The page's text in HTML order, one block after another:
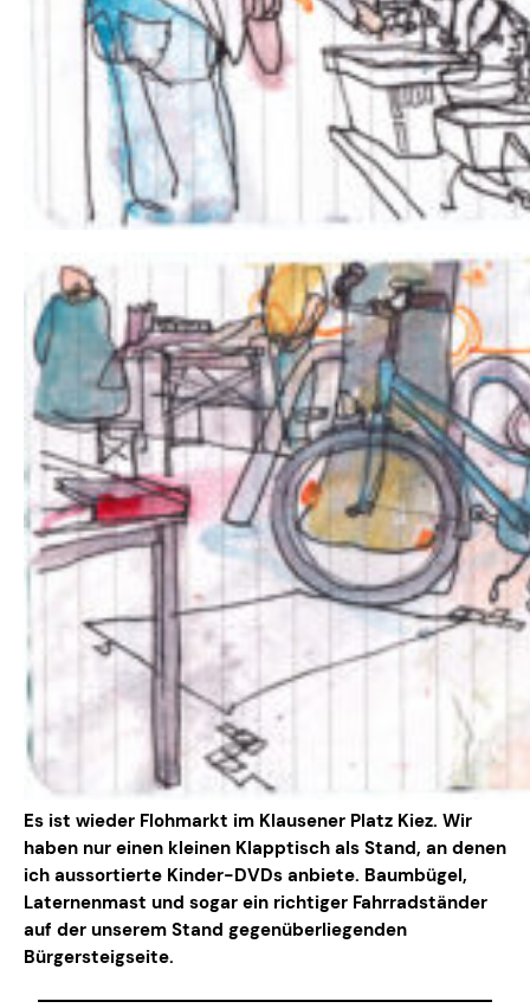
Es ist wieder Flohmarkt im Klausener Platz Kiez. Wir
haben nur einen kleinen Klapptisch als Stand, an denen
ich aussortierte Kinder-DVDs anbiete. Baumbügel,
Laternenmast und sogar ein richtiger Fahrradständer
auf der unserem Stand gegenüberliegenden
Bürgersteigseite.